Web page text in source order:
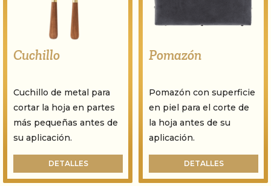
Cuchillo
Cuchillo de metal para
cortar la hoja en partes
más pequeñas antes de
su aplicación.
DETALLES
Pomazón
Pomazón con superficie
en piel para el corte de
la hoja antes de su
aplicación.
DETALLES